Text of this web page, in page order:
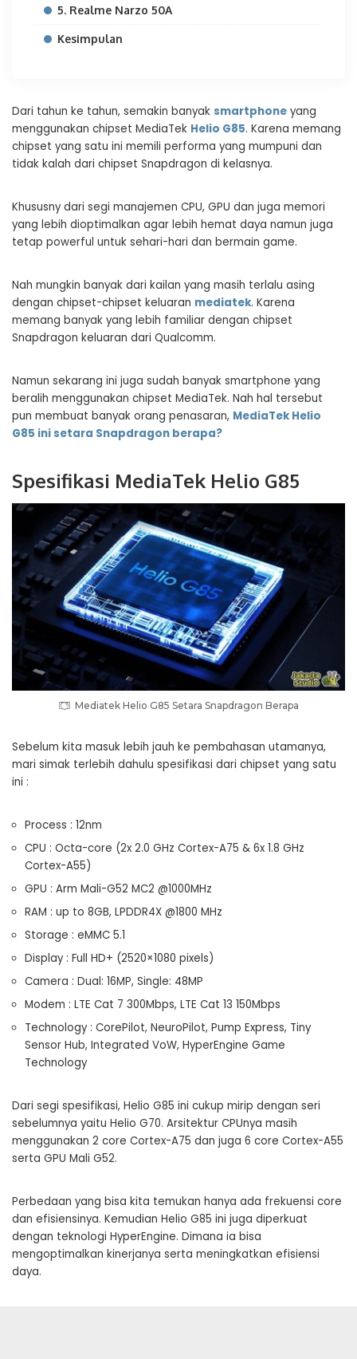
5. Realme Narzo 50A
Kesimpulan
Dari tahun ke tahun, semakin banyak smartphone yang
menggunakan chipset MediaTek Helio G85. Karena memang
chipset yang satu ini memili performa yang mumpuni dan
tidak kalah dari chipset Snapdragon di kelasnya.
Khususny dari segi manajemen CPU, GPU dan juga memori
yang lebih dioptimalkan agar lebih hemat daya namun juga
tetap powerful untuk sehari-hari dan bermain game.
Nah mungkin banyak dari kailan yang masih terlalu asing
dengan chipset-chipset keluaran mediatek. Karena
memang banyak yang lebih familiar dengan chipset
Snapdragon keluaran dari Qualcomm.
Namun sekarang ini juga sudah banyak smartphone yang
beralih menggunakan chipset MediaTek. Nah hal tersebut
pun membuat banyak orang penasaran, MediaTek Helio
G85 ini setara Snapdragon berapa?
Spesifikasi MediaTek Helio G85
Mediatek Helio G85 Setara Snapdragon Berapa
Sebelum kita masuk lebih jauh ke pembahasan utamanya,
mari simak terlebih dahulu spesifikasi dari chipset yang satu
ini :
Process : 12nm
CPU : Octa-core (2x 2.0 GHz Cortex-A75 & 6x 1.8 GHz
Cortex-A55)
GPU : Arm Mali-G52 MC2 @1000MHz
RAM : up to 8GB, LPDDR4X @1800 MHz
Storage : eMMC 5.1
Display : Full HD+ (2520×1080 pixels)
Camera : Dual: 16MP, Single: 48MP
Modem : LTE Cat 7 300Mbps, LTE Cat 13 150Mbps
Technology : CorePilot, NeuroPilot, Pump Express, Tiny
Sensor Hub, Integrated VoW, HyperEngine Game
Technology
Dari segi spesifikasi, Helio G85 ini cukup mirip dengan seri
sebelumnya yaitu Helio G70. Arsitektur CPUnya masih
menggunakan 2 core Cortex-A75 dan juga 6 core Cortex-A55
serta GPU Mali G52.
Perbedaan yang bisa kita temukan hanya ada frekuensi core
dan efisiensinya. Kemudian Helio G85 ini juga diperkuat
dengan teknologi HyperEngine. Dimana ia bisa
mengoptimalkan kinerjanya serta meningkatkan efisiensi
daya.